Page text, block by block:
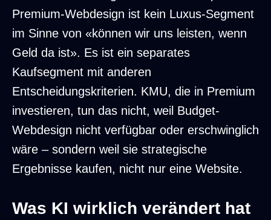
Premium-Webdesign ist kein Luxus-Segment
im Sinne von «können wir uns leisten, wenn
Geld da ist». Es ist ein separates
Kaufsegment mit anderen
Entscheidungskriterien. KMU, die in Premium
investieren, tun das nicht, weil Budget-
Webdesign nicht verfügbar oder erschwinglich
wäre – sondern weil sie strategische
Ergebnisse kaufen, nicht nur eine Website.
Was KI wirklich verändert hat